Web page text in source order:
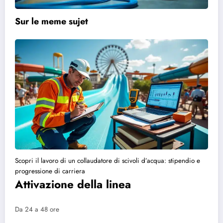
Sur le meme sujet
Scopri il lavoro di un collaudatore di scivoli d’acqua: stipendio e
progressione di carriera
Attivazione della linea
Da 24 a 48 ore